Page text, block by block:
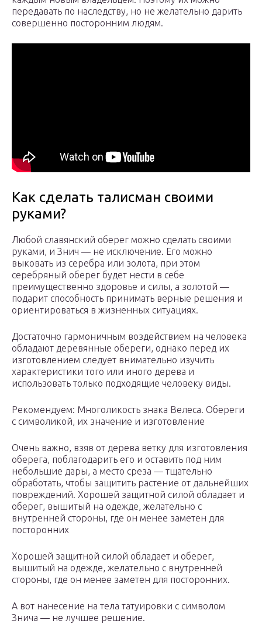
передавать по наследству, но не желательно дарить
совершенно посторонним людям.
Как сделать талисман своими
руками?
Любой славянский оберег можно сделать своими
руками, и Знич — не исключение. Его можно
выковать из серебра или золота, при этом
серебряный оберег будет нести в себе
преимущественно здоровье и силы, а золотой —
подарит способность принимать верные решения и
ориентироваться в жизненных ситуациях.
Достаточно гармоничным воздействием на человека
обладают деревянные обереги, однако перед их
изготовлением следует внимательно изучить
характеристики того или иного дерева и
использовать только подходящие человеку виды.
Рекомендуем: Многоликость знака Велеса. Обереги
с символикой, их значение и изготовление
Очень важно, взяв от дерева ветку для изготовления
оберега, поблагодарить его и оставить под ним
небольшие дары, а место среза — тщательно
обработать, чтобы защитить растение от дальнейших
повреждений. Хорошей защитной силой обладает и
оберег, вышитый на одежде, желательно с
внутренней стороны, где он менее заметен для
посторонних
Хорошей защитной силой обладает и оберег,
вышитый на одежде, желательно с внутренней
стороны, где он менее заметен для посторонних.
А вот нанесение на тела татуировки с символом
Знича — не лучшее решение.